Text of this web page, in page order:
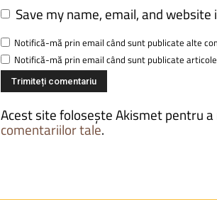
Save my name, email, and
Notifică-mă prin email când sunt publicate alte
Notifică-mă prin email când sunt publicate
Acest site folosește Akismet pentru a
comentariilor tale.